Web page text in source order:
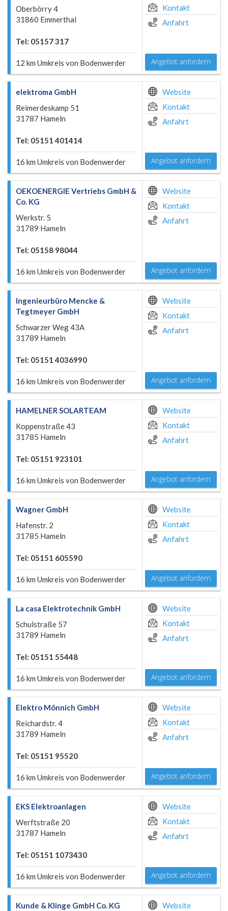
Oberbörry 4
31860 Emmerthal
Tel: 05157 317
12 km Umkreis von Bodenwerder
Kontakt
Anfahrt
Angebot anfordern
elektroma GmbH
Reimerdeskamp 51
31787 Hameln
Tel: 05151 401414
16 km Umkreis von Bodenwerder
Website
Kontakt
Anfahrt
Angebot anfordern
OEKOENERGIE Vertriebs GmbH &
Co. KG
Werkstr. 5
31789 Hameln
Tel: 05158 98044
16 km Umkreis von Bodenwerder
Website
Kontakt
Anfahrt
Angebot anfordern
Ingenieurbüro Mencke &
Tegtmeyer GmbH
Schwarzer Weg 43A
31789 Hameln
Tel: 05151 4036990
16 km Umkreis von Bodenwerder
Website
Kontakt
Anfahrt
Angebot anfordern
HAMELNER SOLARTEAM
Koppenstraße 43
31785 Hameln
Tel: 05151 923101
16 km Umkreis von Bodenwerder
Website
Kontakt
Anfahrt
Angebot anfordern
Wagner GmbH
Hafenstr. 2
31785 Hameln
Tel: 05151 605590
16 km Umkreis von Bodenwerder
Website
Kontakt
Anfahrt
Angebot anfordern
La casa Elektrotechnik GmbH
Schulstraße 57
31789 Hameln
Tel: 05151 55448
16 km Umkreis von Bodenwerder
Website
Kontakt
Anfahrt
Angebot anfordern
Elektro Mönnich GmbH
Reichardstr. 4
31789 Hameln
Tel: 05151 95520
16 km Umkreis von Bodenwerder
Website
Kontakt
Anfahrt
Angebot anfordern
EKS Elektroanlagen
Werftstraße 20
31787 Hameln
Tel: 05151 1073430
16 km Umkreis von Bodenwerder
Website
Kontakt
Anfahrt
Angebot anfordern
Kunde & Klinge GmbH Co. KG Website